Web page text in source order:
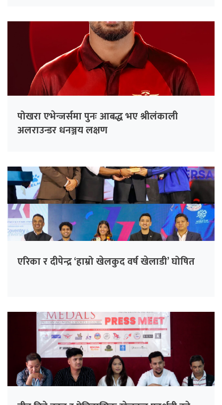
पोखरा एभेन्जर्समा पुनः आबद्ध भए श्रीलंकाली
अलराउन्डर धनञ्जय लक्षण
एरिका र दीपेन्द्र ‘हाम्रो खेलकुद वर्ष खेलाडी’ घोषित